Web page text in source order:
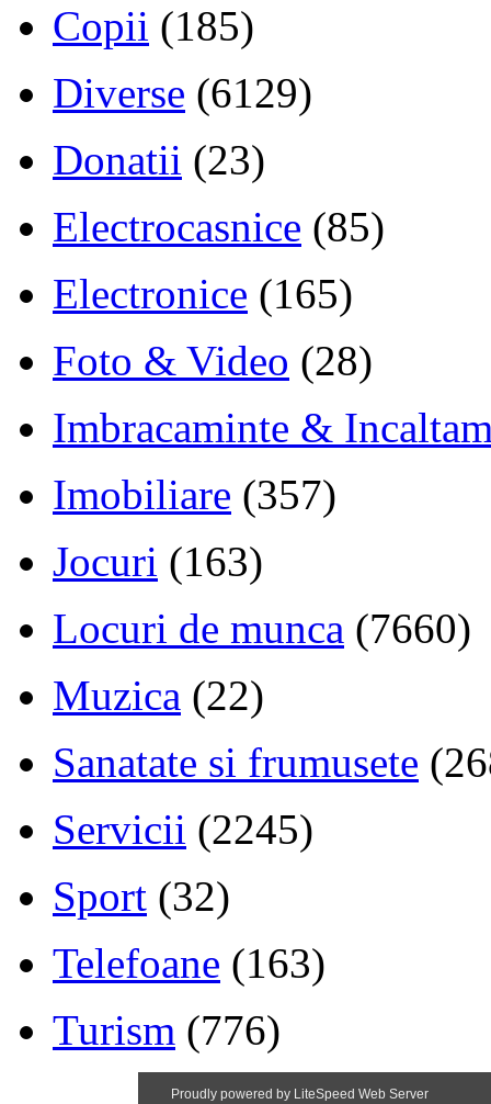
Copii (185)
Diverse (6129)
Donatii (23)
Electrocasnice (85)
Electronice (165)
Foto & Video (28)
Imbracaminte &
Imobiliare (357)
Jocuri (163)
Locuri de munca (7660)
Muzica (22)
Sanatate si frumusete
Servicii (2245)
Sport (32)
Telefoane (163)
Turism (776)